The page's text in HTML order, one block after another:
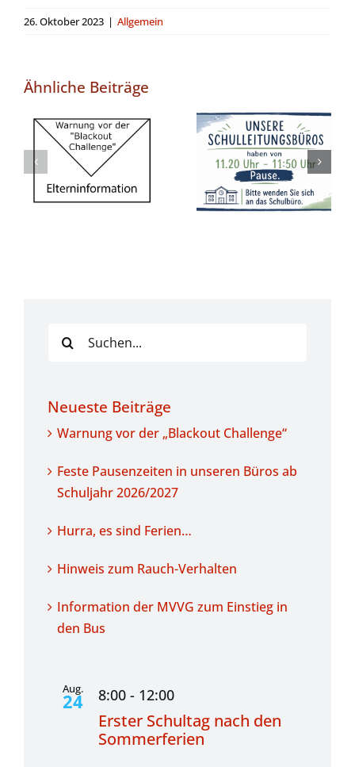
26. Oktober 2023 | Allgemein
Ähnliche Beiträge
Warnung vor
der „Blackout
Challenge“
Feste
Pausenzeiten
in unseren
Büros ab
Schuljahr
2026/2027
nach:
Neueste Beiträge
Warnung vor der „Blackout Challenge“
Feste Pausenzeiten in unseren Büros ab
Schuljahr 2026/2027
Hurra, es sind Ferien…
Hinweis zum Rauch-Verhalten
Information der MVVG zum Einstieg in
den Bus
Aug.
24 8:00 - 12:00
Erster Schultag nach den
Sommerferien